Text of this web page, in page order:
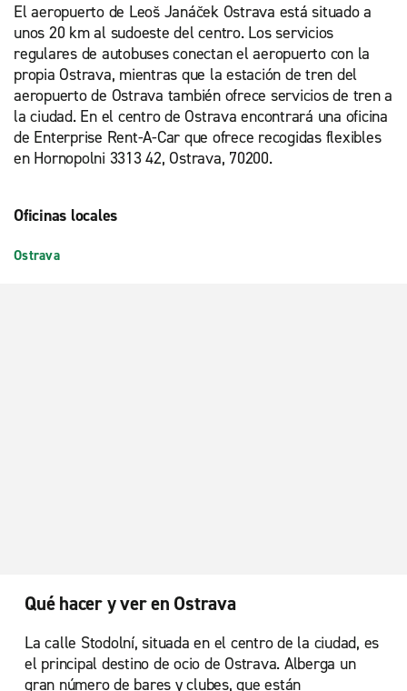
El aeropuerto de Leoš Janáček Ostrava está situado a
unos 20 km al sudoeste del centro. Los servicios
regulares de autobuses conectan el aeropuerto con la
propia Ostrava, mientras que la estación de tren del
aeropuerto de Ostrava también ofrece servicios de tren a
la ciudad. En el centro de Ostrava encontrará una oficina
de Enterprise Rent-A-Car que ofrece recogidas flexibles
en Hornopolni 3313 42, Ostrava, 70200.
Oficinas locales
Ostrava
Qué hacer y ver en Ostrava
La calle Stodolní, situada en el centro de la ciudad, es
el principal destino de ocio de Ostrava. Alberga un
gran número de bares y clubes, que están